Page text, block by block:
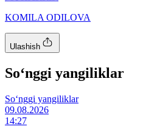
KOMILA ODILOVA
Ulashish
So‘nggi yangiliklar
So‘nggi yangiliklar
09.08.2026
14:27